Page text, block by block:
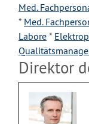
Med.
* Med.
Labore *
Direktor